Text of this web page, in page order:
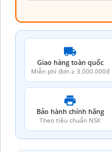
Giao hàng toàn quốc
Miễn phí đơn ≥ 3.000.000đ
Bảo hành chính hãng
Theo tiêu chuẩn NSX